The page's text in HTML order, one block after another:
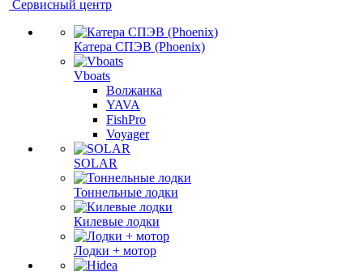
Сервисный центр
Катера СПЭВ (Phoenix)
Vboats
Волжанка
YAVA
FishPro
Voyager
SOLAR
Тоннельные лодки
Килевые лодки
Лодки + мотор